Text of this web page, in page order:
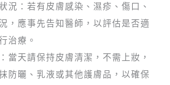
況：若有皮膚感染、濕疹、傷口、
，應事先告知醫師，以評估是否適
治療。
當天請保持皮膚清潔，不需上妝，
防曬、乳液或其他護膚品，以確保